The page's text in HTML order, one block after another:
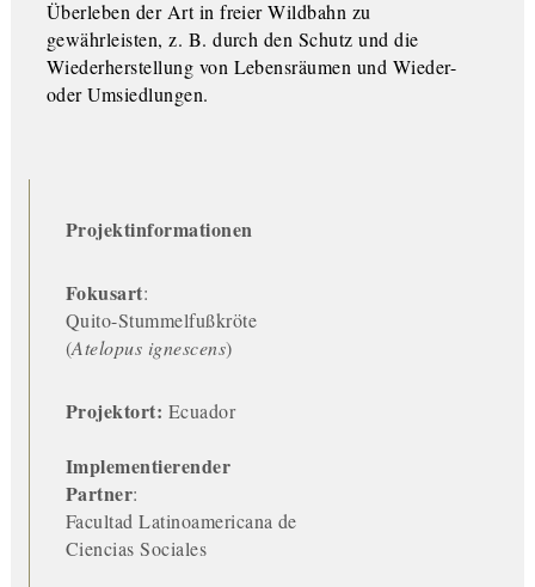
Überleben der Art in freier Wildbahn zu
gewährleisten, z. B. durch den Schutz und die
Wiederherstellung von Lebensräumen und Wieder-
oder Umsiedlungen.
Projektinformationen
Fokusart:
Quito-Stummelfußkröte
(Atelopus ignescens)
Projektort: Ecuador
Implementierender
Partner:
Facultad Latinoamericana de
Ciencias Sociales